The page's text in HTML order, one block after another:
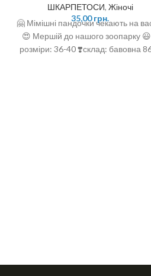
ШКАРПЕТОСИ, Жіночі
35,00грн.
🤗 Мімішні пандочки чекають на
😍 Мершій до нашого зоопарку
розміри: 36-40 ❣️склад: бавовна